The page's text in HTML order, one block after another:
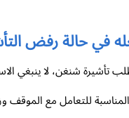
حالة رفض
شنغن، لا ينبغي
للتعامل مع الموقف